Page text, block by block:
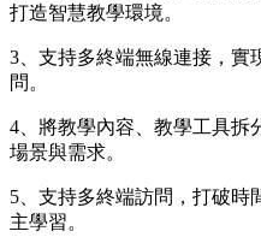
打造智慧教學環境。
3、支持多終端無線連接，實
問。
4、將教學內容、教學工具拆
場景與需求。
5、支持多終端訪問，打破時
主學習。